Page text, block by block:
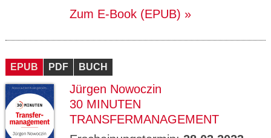
Zum E-Book (EPUB)
EPUB PDF BUCH
Jürgen Nowoczin
30 MINUTEN
TRANSFERMANAGEMENT